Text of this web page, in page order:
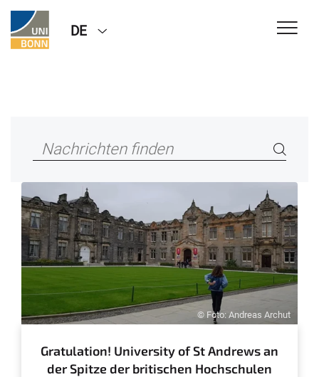
DE
© Foto: Andreas Archut
Gratulation! University of St Andrews an
der Spitze der britischen Hochschulen